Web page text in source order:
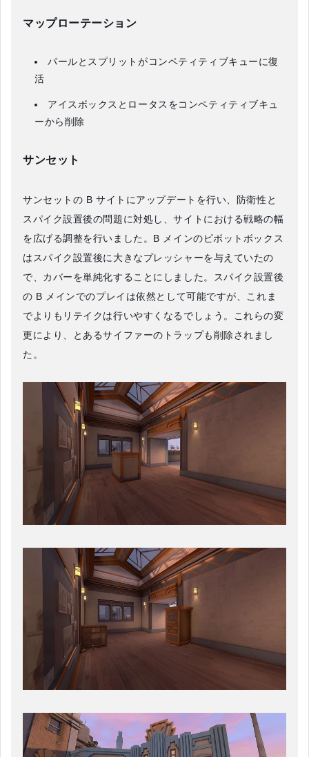
マップローテーション
パールとスプリットがコンペティティブキューに復
活
アイスボックスとロータスをコンペティティブキュ
ーから削除
サンセット
サンセットの B サイトにアップデートを行い、防衛性と
スパイク設置後の問題に対処し、サイトにおける戦略の幅
を広げる調整を行いました。B メインのピボットボックス
はスパイク設置後に大きなプレッシャーを与えていたの
で、カバーを単純化することにしました。スパイク設置後
の B メインでのプレイは依然として可能ですが、これま
でよりもリテイクは行いやすくなるでしょう。これらの変
更により、とあるサイファーのトラップも削除されまし
た。